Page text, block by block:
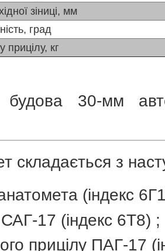
зіниці, мм
град
прицілу, кг
будова 30-мм
складається з
(індекс
17 (індекс 6Т8) ;
прицілу ПАГ-17